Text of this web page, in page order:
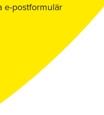
e-postformulär